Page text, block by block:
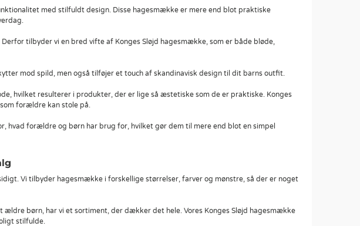
med stilfuldt design. Disse hagesmække er mere end blot praktiske
tilbyder vi en bred vifte af Konges Sløjd hagesmække, som er både bløde,
mod spild, men også tilføjer et touch af skandinavisk design til dit barns outfit.
hvilket resulterer i produkter, der er lige så æstetiske som de er praktiske. Konges
forældre kan stole på.
hvad forældre og børn har brug for, hvilket gør dem til mere end blot en simpel
Vi tilbyder hagesmække i forskellige størrelser, farver og mønstre, så der er noget
børn, har vi et sortiment, der dækker det hele. Vores Konges Sløjd hagesmække
stilfulde.